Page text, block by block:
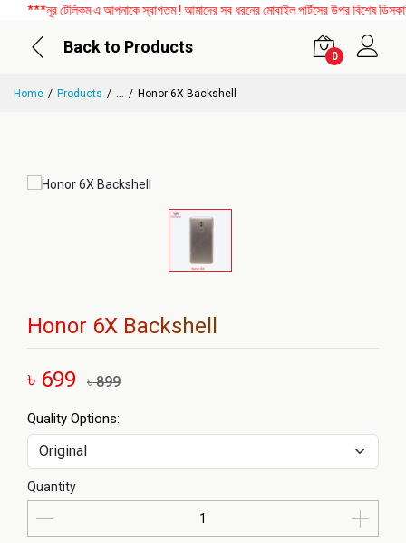
***নূর টেলিকম এ আপনাকে স্বাগতম ! আমাদের সব ধরনের মোবাইল পার্টসের উপর বিশেষ
Back to Products
0
Home Products ... Honor 6X Backshell
Honor 6X Backshell
৳ 699 ৳ 899
Quality Options:
Quantity